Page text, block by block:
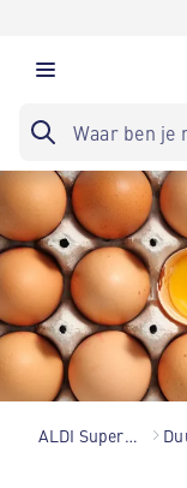
ALDI Supermarkten